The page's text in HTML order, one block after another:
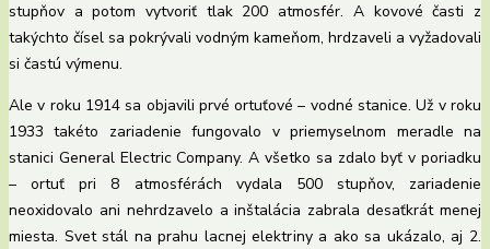
stupňov a potom vytvoriť tlak 200 atmosfér. A kovové časti z
takýchto čísel sa pokrývali vodným kameňom, hrdzaveli a vyžadovali
si častú výmenu.
Ale v roku 1914 sa objavili prvé ortuťové – vodné stanice. Už v roku
1933 takéto zariadenie fungovalo v priemyselnom meradle na
stanici General Electric Company. A všetko sa zdalo byť v poriadku
– ortuť pri 8 atmosférách vydala 500 stupňov, zariadenie
neoxidovalo ani nehrdzavelo a inštalácia zabrala desaťkrát menej
miesta. Svet stál na prahu lacnej elektriny a ako sa ukázalo, aj 2.